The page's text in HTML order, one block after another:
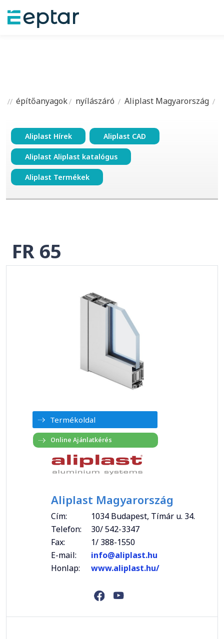
építőanyagok nyílászáró Aliplast Magyarország
Aliplast Hírek Aliplast CAD
Aliplast Aliplast katalógus
Aliplast Termékek
FR 65
Termékoldal
Aliplast Magyarország
Cím:
1034 Budapest, Tímár u. 34.
Telefon:
30/ 542-3347
Fax:
1/ 388-1550
E-mail:
info@aliplast.hu
Honlap:
www.aliplast.hu/